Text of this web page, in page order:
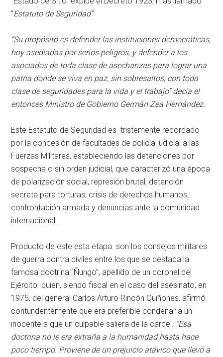
“Estatuto de Seguridad”
“Su propósito es defender las instituciones democráticas,
hoy asediadas por serios peligros, y defender a los
asociados de toda clase de asechanzas para lograr una
patria donde se viva en paz, sin sobresaltos, con toda
clase de seguridades para la vida y el trabajo” decía el
entonces Ministro de Gobierno Germán Zea Hernández.
Este Estatuto de Seguridad es tristemente recordado
por la concesión de facultades de policía judicial a las
Fuerzas Militares, estableciendo las detenciones por
sospecha o sin orden judicial, que caracterizó una época
de polarización social, represión brutal, detención
secreta para torturas, crisis de derechos humanos,
confrontación armada y denuncias ante la comunidad
internacional.
Producto de este esta etapa son los consejos militares
de guerra contra civiles entre los que se destaca la
famosa doctrina “Ñungo”, apellido de un coronel del
Ejército quien, siendo fiscal en el caso del asesinato, en
1975, del general Carlos Arturo Rincón Quiñones, afirmó
contundentemente que era preferible condenar a un
inocente a que un culpable saliera de la cárcel.
“Esa
doctrina no le era extraña a la humanidad hasta hace
poco tiempo. Proviene de un prejuicio atávico que llevó a